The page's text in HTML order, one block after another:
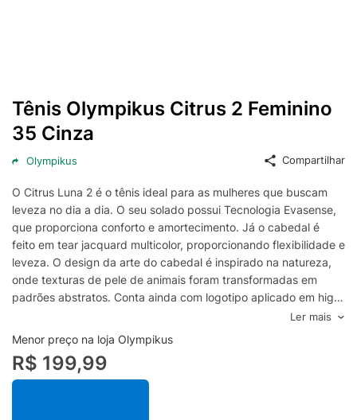
Tênis Olympikus Citrus 2 Feminino
35 Cinza
Olympikus Compartilhar
O Citrus Luna 2 é o tênis ideal para as mulheres que buscam
leveza no dia a dia. O seu solado possui Tecnologia Evasense,
que proporciona conforto e amortecimento. Já o cabedal é
feito em tear jacquard multicolor, proporcionando flexibilidade e
leveza. O design da arte do cabedal é inspirado na natureza,
onde texturas de pele de animais foram transformadas em
padrões abstratos. Conta ainda com logotipo aplicado em high
frequency em material brilhoso. Possui atacador e forro em
poliéster, lingueta confortável em tecido dupla frontura com
espuma e palmilha plana composta por tecido poliéster e EVA,
com aplicação gráfica TECNOLOGIA: EVASENSE - A tecnologia
da Olympikus em EVA para máxima maciez e conforto absoluto.
Ler mais
Menor preço na loja Olympikus
R$ 199,99